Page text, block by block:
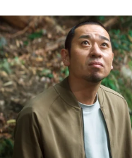
sport
berlin
nord
wahrheit
verlag